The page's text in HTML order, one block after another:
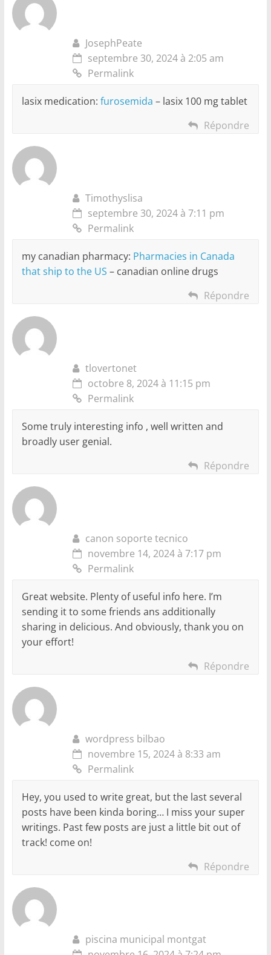
JosephPeate
septembre 30, 2024 à 2:05 am
Permalink
lasix medication: furosemida – lasix 100 mg tablet
Répondre
Timothyslisa
septembre 30, 2024 à 7:11 pm
Permalink
my canadian pharmacy: Pharmacies in Canada
that ship to the US – canadian online drugs
Répondre
tlovertonet
octobre 8, 2024 à 11:15 pm
Permalink
Some truly interesting info , well written and
broadly user genial.
Répondre
canon soporte tecnico
novembre 14, 2024 à 7:17 pm
Permalink
Great website. Plenty of useful info here. I’m
sending it to some friends ans additionally
sharing in delicious. And obviously, thank you on
your effort!
Répondre
wordpress bilbao
novembre 15, 2024 à 8:33 am
Permalink
Hey, you used to write great, but the last several
posts have been kinda boring… I miss your super
writings. Past few posts are just a little bit out of
track! come on!
Répondre
piscina municipal montgat